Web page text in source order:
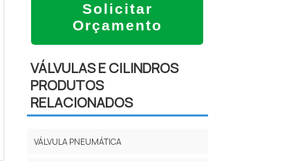
Solicitar
Orçamento
VÁLVULAS E CILINDROS
PRODUTOS
RELACIONADOS
VÁLVULA PNEUMÁTICA